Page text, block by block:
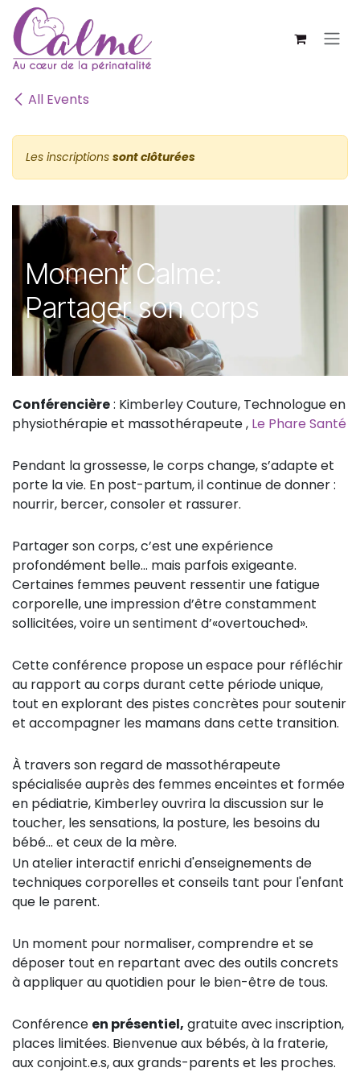
SE RENDRE AU CONTENU
All Events
Les inscriptions sont clôturées
Moment Calme:
Partager son corps
Conférencière: Kimberley Couture, Technologue en
physiothérapie et massothérapeute , Le Phare Santé
Pendant la grossesse, le corps change, s’adapte et
porte la vie. En post-partum, il continue de donner :
nourrir, bercer, consoler et rassurer.
Partager son corps, c’est une expérience
profondément belle… mais parfois exigeante.
Certaines femmes peuvent ressentir une fatigue
corporelle, une impression d’être constamment
sollicitées, voire un sentiment d’«overtouched».
Cette conférence propose un espace pour réfléchir
au rapport au corps durant cette période unique,
tout en explorant des pistes concrètes pour soutenir
et accompagner les mamans dans cette transition.
À travers son regard de massothérapeute
spécialisée auprès des femmes enceintes et formée
en pédiatrie, Kimberley ouvrira la discussion sur le
toucher, les sensations, la posture, les besoins du
bébé… et ceux de la mère.
Un atelier interactif enrichi d'enseignements de
techniques corporelles et conseils tant pour l'enfant
que le parent.
Un moment pour normaliser, comprendre et se
déposer tout en repartant avec des outils concrets
à appliquer au quotidien pour le bien-être de tous.
Conférence en présentiel, gratuite avec inscription,
places limitées. Bienvenue aux bébés, à la fraterie,
aux conjoint.e.s, aux grands-parents et les proches.